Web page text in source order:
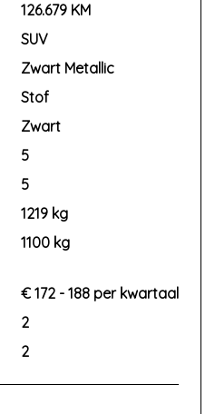
126.679 KM
SUV
Zwart Metallic
Stof
Zwart
5
5
1219 kg
1100 kg
€ 172 - 188 per kwartaal
2
2